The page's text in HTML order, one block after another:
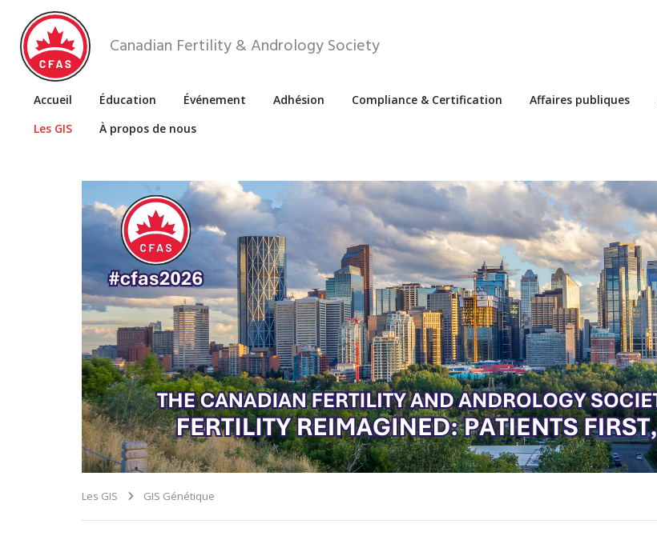
Canadian Fertility & Andrology Society
Accueil Éducation Événement Adhésion Compliance & Certification Affaires publiques
Les GIS
À propos de nous
Les GIS GIS Génétique